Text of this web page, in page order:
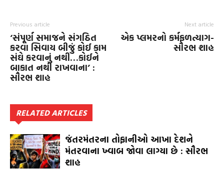
Previous article
‘સંપૂર્ણ સમાજને સંગઠિત
કરવા સિવાય બીજું કોઈ કામ
સંઘે કરવાનું નથી…કોઈને
બાકાત નથી રાખવાના’ :
સૌરભ શાહ
Next article
એક પ્લમરનો કર્મફળત્યાગ-
સૌરભ શાહ
RELATED ARTICLES
જંતરમંતરના તોફાનીઓ આખા દેશને
મંતરવાના ખ્વાબ જોવા લાગ્યા છે : સૌરભ
શાહ